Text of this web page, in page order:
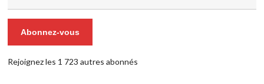
Abonnez-vous
Rejoignez les 1 723 autres abonnés